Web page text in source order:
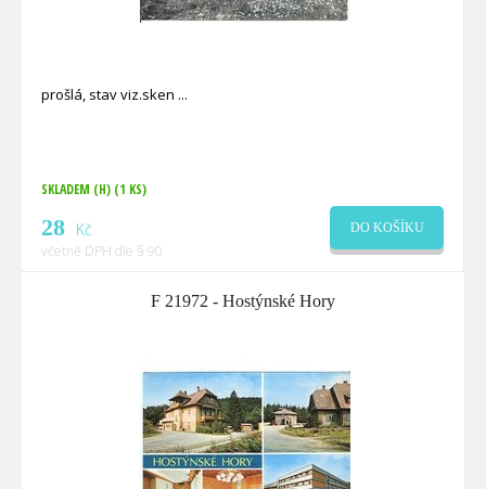
prošlá, stav viz.sken
SKLADEM (H) (1 KS)
28 Kč
včetně DPH dle § 90
DO KOŠÍKU
F 21972 - Hostýnské Hory